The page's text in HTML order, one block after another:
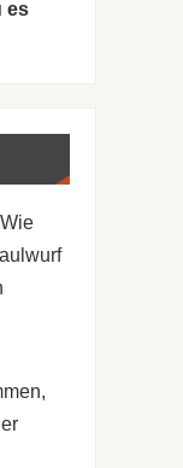
es
Wie